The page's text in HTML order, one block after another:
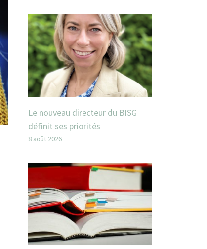
Le nouveau directeur du BISG
définit ses priorités
8 août 2026